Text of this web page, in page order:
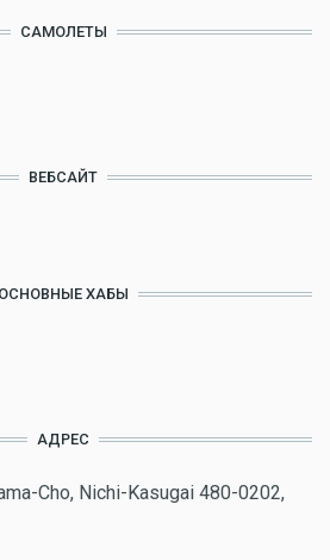
САМОЛЕТЫ
ВЕБСАЙТ
ОСНОВНЫЕ ХАБЫ
АДРЕС
Cho, Nichi-Kasugai 480-0202,